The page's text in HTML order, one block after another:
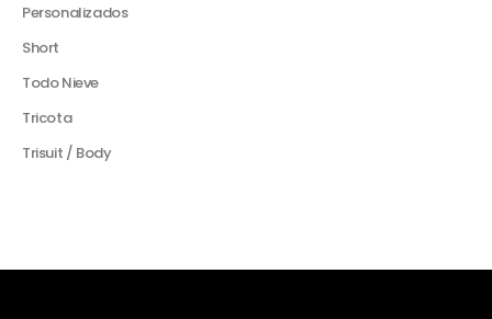
Personalizados
Short
Todo Nieve
Tricota
Trisuit / Body